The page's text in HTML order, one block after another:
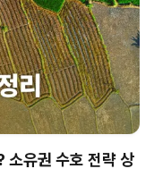
소유권 수호 전략 상